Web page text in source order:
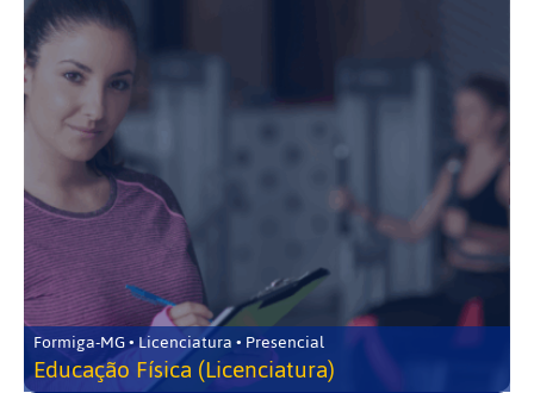
Formiga-MG • Licenciatura • Presencial
Educação Física (Licenciatura)